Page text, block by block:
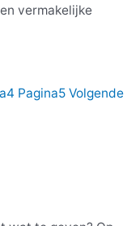
vermakelijke
4 Pagina5 Volgende